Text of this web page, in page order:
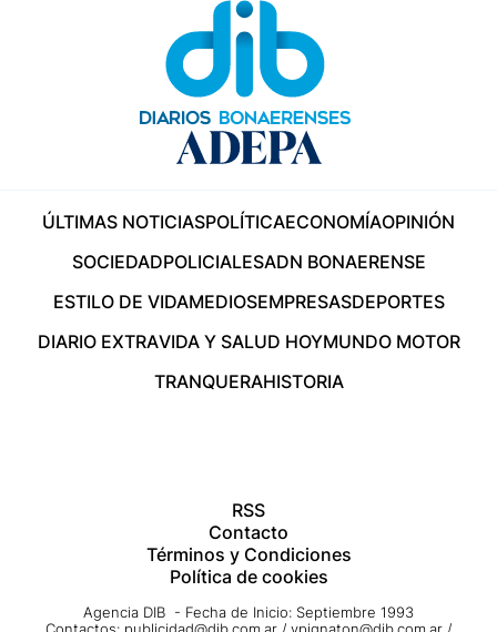
ÚLTIMAS NOTICIASPOLÍTICAECONOMÍAOPINIÓN
SOCIEDADPOLICIALESADN BONAERENSE
ESTILO DE VIDAMEDIOSEMPRESASDEPORTES
DIARIO EXTRAVIDA Y SALUD HOYMUNDO MOTOR
TRANQUERAHISTORIA
RSS
Contacto
Términos y Condiciones
Política de cookies
Agencia DIB - Fecha de Inicio: Septiembre 1993
Contactos: publicidad@dib.com.ar / vpignaton@dib.com.ar /